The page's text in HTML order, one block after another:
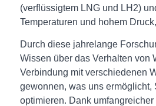
(verflüssigtem LNG und LH2)
Temperaturen und hohem
Durch diese jahrelange
Wissen über das Verhalten von
Verbindung mit verschiedenen
gewonnen, was uns ermöglicht,
optimieren. Dank